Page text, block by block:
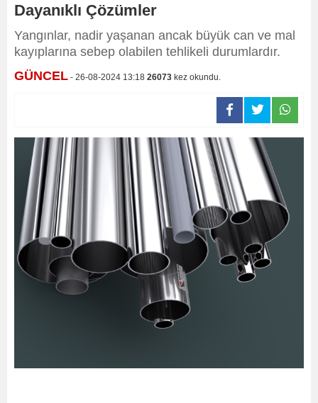
Dayanıklı Çözümler
Yangınlar, nadir yaşanan ancak büyük can ve mal
kayıplarına sebep olabilen tehlikeli durumlardır.
GÜNCEL - 26-08-2024 13:18 26073 kez okundu.